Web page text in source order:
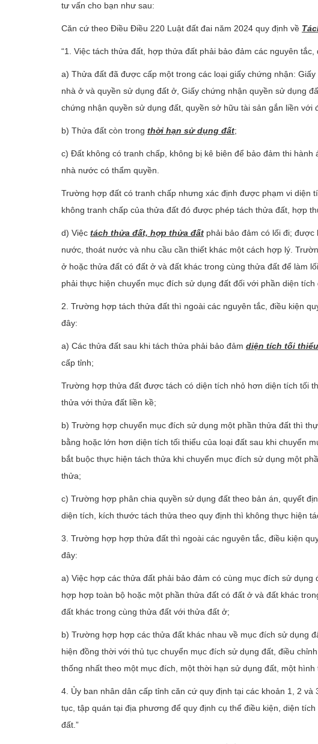
tư vấn cho bạn như sau:
Căn cứ theo Điều Điều 220 Luật đất đai năm 2024 quy định về
“1. Việc tách thửa đất, hợp thửa đất phải bảo đảm các nguyên tắc,
a) Thửa đất đã được cấp một trong các loại giấy chứng nhận:
nhà ở và quyền sử dụng đất ở, Giấy chứng nhận quyền sử dụng
chứng nhận quyền sử dụng đất, quyền sở hữu tài sản gắn liền với
b) Thửa đất còn trong thời hạn sử dụng đất;
c) Đất không có tranh chấp, không bị kê biên để bảo đảm thi
nhà nước có thẩm quyền.
Trường hợp đất có tranh chấp nhưng xác định được phạm vi
không tranh chấp của thửa đất đó được phép tách thửa đất, hợp
d) Việc tách thửa đất, hợp thửa đất phải bảo đảm có lối đi;
nước, thoát nước và nhu cầu cần thiết khác một cách hợp lý.
ở hoặc thửa đất có đất ở và đất khác trong cùng thửa đất để làm
phải thực hiện chuyển mục đích sử dụng đất đối với phần diện tích
2. Trường hợp tách thửa đất thì ngoài các nguyên tắc, điều kiện
đây:
a) Các thửa đất sau khi tách thửa phải bảo đảm diện tích tối thiểu
cấp tỉnh;
Trường hợp thửa đất được tách có diện tích nhỏ hơn diện tích tối
thửa với thửa đất liền kề;
b) Trường hợp chuyển mục đích sử dụng một phần thửa đất thì
bằng hoặc lớn hơn diện tích tối thiểu của loại đất sau khi chuyển
bắt buộc thực hiện tách thửa khi chuyển mục đích sử dụng một
thửa;
c) Trường hợp phân chia quyền sử dụng đất theo bản án, quyết
diện tích, kích thước tách thửa theo quy định thì không thực hiện
3. Trường hợp hợp thửa đất thì ngoài các nguyên tắc, điều kiện
đây:
a) Việc hợp các thửa đất phải bảo đảm có cùng mục đích sử
hợp hợp toàn bộ hoặc một phần thửa đất có đất ở và đất khác
đất khác trong cùng thửa đất với thửa đất ở;
b) Trường hợp hợp các thửa đất khác nhau về mục đích sử dụng
hiện đồng thời với thủ tục chuyển mục đích sử dụng đất, điều
thống nhất theo một mục đích, một thời hạn sử dụng đất, một
4. Ủy ban nhân dân cấp tỉnh căn cứ quy định tại các khoản 1, 2
tục, tập quán tại địa phương để quy định cụ thể điều kiện, diện
đất.”